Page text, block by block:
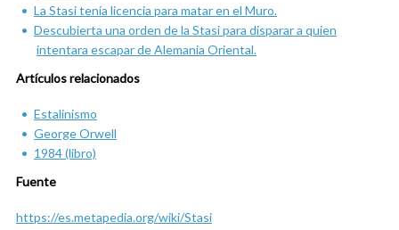
La Stasi tenía licencia para matar en el Muro.
Descubierta una orden de la Stasi para disparar a quien
intentara escapar de Alemania Oriental.
Artículos relacionados
Estalinismo
George Orwell
1984 (libro)
Fuente
https://es.metapedia.org/wiki/Stasi